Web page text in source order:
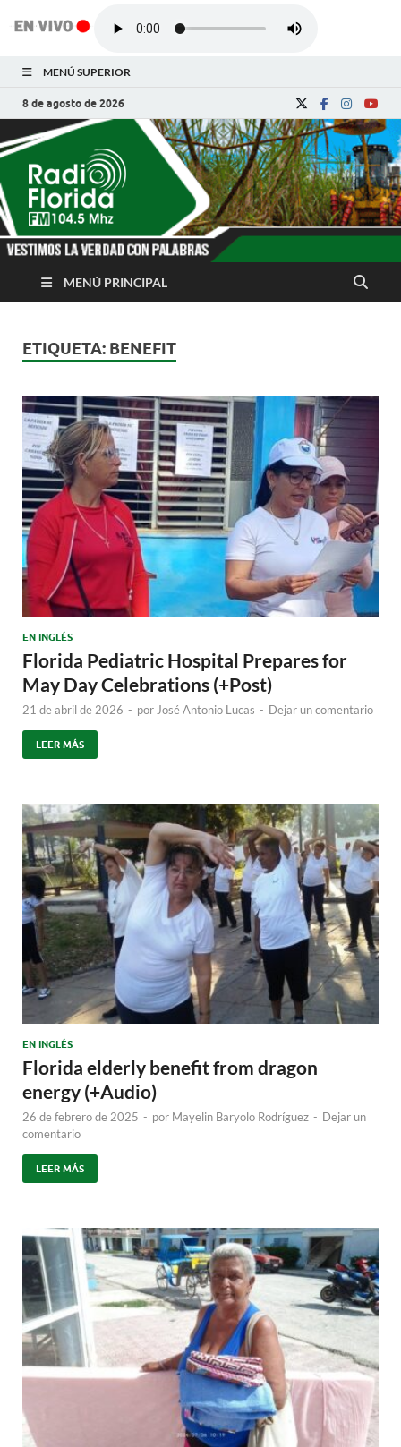
MENÚ SUPERIOR
8 de agosto de 2026
Radio Florida de
Cuba
Noticias y Actualidades de Florida, Camagüey,
MENÚ PRINCIPAL
ETIQUETA: BENEFIT
EN INGLÉS
Florida Pediatric Hospital Prepares for
May Day Celebrations (+Post)
21 de abril de 2026 - por José Antonio Lucas - Dejar un comentario
LEER MÁS
EN INGLÉS
Florida elderly benefit from dragon
energy (+Audio)
26 de febrero de 2025 - por Mayelin Baryolo Rodríguez - Dejar un
comentario
LEER MÁS